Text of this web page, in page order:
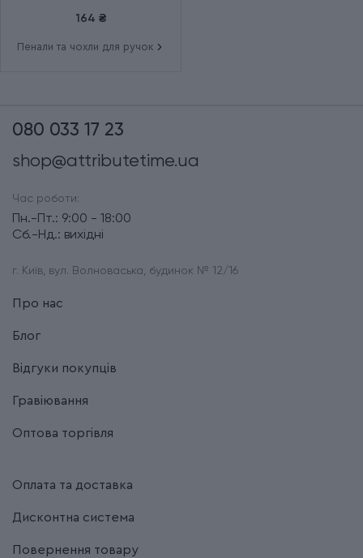
164 ₴
Пенали та чохли для ручок
080 033 17 23
shop@attributetime.ua
Час роботи:
Пн.-Пт.: 9:00 - 18:00
Сб.-Нд.: вихідні
г. Київ, вул. Волноваська, будинок № 12/16
Про нас
Блог
Відгуки покупців
Гравіювання
Оптова торгівля
Оплата та доставка
Дисконтна система
Повернення товару